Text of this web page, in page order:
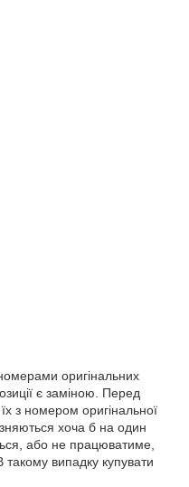
оригінальних
є заміною. Перед
з номером оригінальної
хоча б на один
або не працюватиме,
випадку купувати